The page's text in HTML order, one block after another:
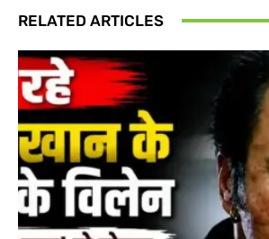
RELATED ARTICLES